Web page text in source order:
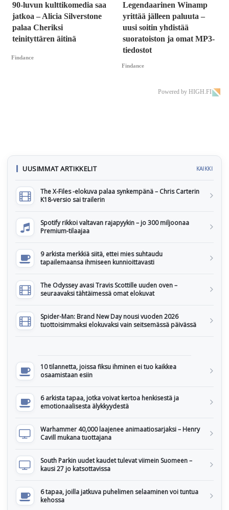
90-luvun kulttikomedia saa
jatkoa – Alicia Silverstone
palaa Cheriksi
teinityttären äitinä
Findance
Legendaarinen Winamp
yrittää jälleen paluuta –
uusi soitin yhdistää
suoratoiston ja omat MP3-
tiedostot
Findance
Powered by HIGH.FI
UUSIMMAT ARTIKKELIT KAIKKI
The X-Files -elokuva palaa synkempänä – Chris Carterin
K18-versio sai trailerin
Spotify rikkoi valtavan rajapyykin – jo 300 miljoonaa
Premium-tilaajaa
9 arkista merkkiä siitä, ettei mies suhtaudu
tapailemaansa ihmiseen kunnioittavasti
The Odyssey avasi Travis Scottille uuden oven –
seuraavaksi tähtäimessä omat elokuvat
Spider-Man: Brand New Day nousi vuoden 2026
tuottoisimmaksi elokuvaksi vain seitsemässä päivässä
10 tilannetta, joissa fiksu ihminen ei tuo kaikkea
osaamistaan esiin
6 arkista tapaa, jotka voivat kertoa henkisestä ja
emotionaalisesta älykkyydestä
Warhammer 40,000 laajenee animaatiosarjaksi – Henry
Cavill mukana tuottajana
South Parkin uudet kaudet tulevat viimein Suomeen –
kausi 27 jo katsottavissa
6 tapaa, joilla jatkuva puhelimen selaaminen voi tuntua
kehossa